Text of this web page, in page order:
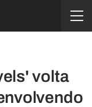
volta